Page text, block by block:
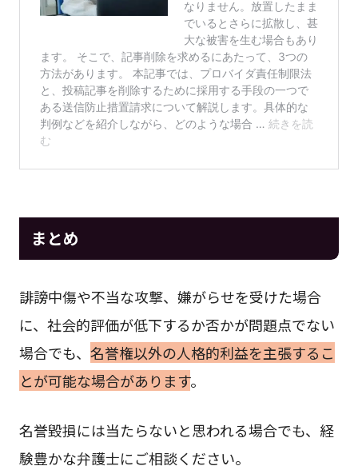
まとめ
誹謗中傷や不当な攻撃、嫌がらせを受けた場合
に、社会的評価が低下するか否かが問題点でない
場合でも、 名誉権以外の人格的利益を主張するこ
とが可能な場合があります。
名誉毀損には当たらないと思われる場合でも、経
験豊かな弁護士にご相談ください。